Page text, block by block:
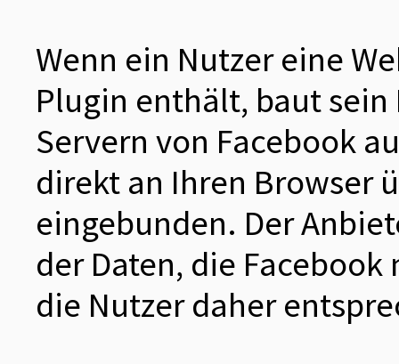
Wenn ein Nutzer eine
Plugin enthält, baut
Servern von Facebook
direkt an Ihren Browser
eingebunden. Der
der Daten, die
die Nutzer daher